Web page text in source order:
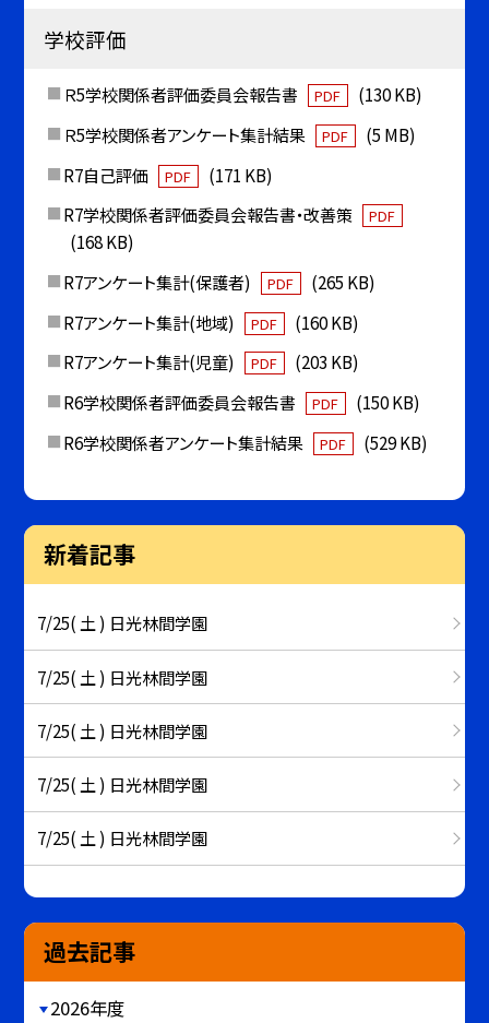
学校評価
Ｒ5学校関係者評価委員会報告書 PDF
(130 KB)
Ｒ5学校関係者アンケート集計結果
PDF
(5 MB)
R7自己評価
PDF
(171 KB)
R7学校関係者評価委員会報告書・改善策
PDF
(168 KB)
R7アンケート集計(保護者)
PDF
(265 KB)
R7アンケート集計(地域)
PDF
(160 KB)
R7アンケート集計(児童)
PDF
(203 KB)
R6学校関係者評価委員会報告書
PDF
(150 KB)
R6学校関係者アンケート集計結果
PDF (529 KB)
新着記事
7/25( 土 ) 日光林間学園
7/25( 土 ) 日光林間学園
7/25( 土 ) 日光林間学園
7/25( 土 ) 日光林間学園
7/25( 土 ) 日光林間学園
過去記事
2026年度